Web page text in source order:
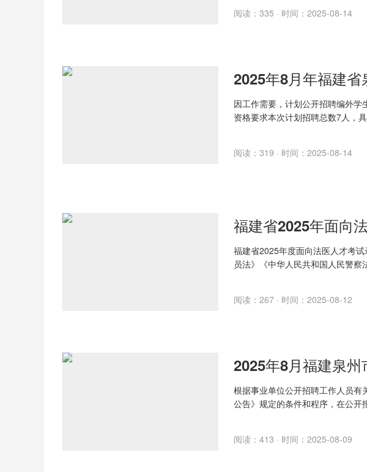
阅读：335 · 时间：2025-08-14
因工作需要，计划公开招聘编外
资格要求本次计划招聘总数7人，
阅读：319 · 时间：2025-08-14
福建省2025年度面向法医人才考
员法》《中华人民共和国人民警
和国国籍；? 2.拥护"
阅读：267 · 时间：2025-08-12
根据事业单位公开招聘工作人员
公告》规定的条件和程序，在公
阅读：413 · 时间：2025-08-09